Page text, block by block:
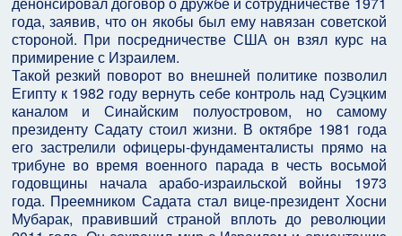
года, заявив, что он якобы был ему навязан советской
стороной. При посредничестве США он взял курс на
примирение с Израилем.
Такой резкий поворот во внешней политике позволил
Египту к 1982 году вернуть себе контроль над Суэцким
каналом и Синайским полуостровом, но самому
президенту Садату стоил жизни. В октябре 1981 года
его застрелили офицеры-фундаменталисты прямо на
трибуне во время военного парада в честь восьмой
годовщины начала арабо-израильской войны 1973
года. Преемником Садата стал вице-президент Хосни
Мубарак, правивший страной вплоть до революции